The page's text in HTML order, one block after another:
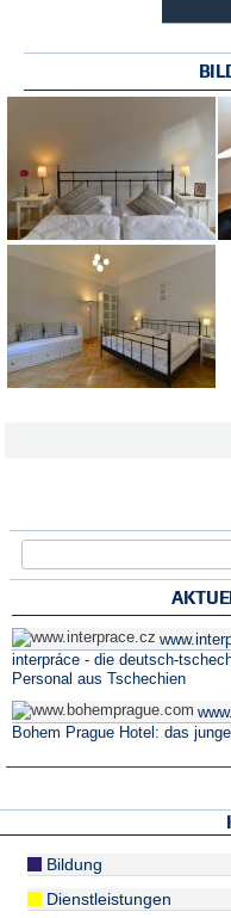
Suchformular
interpráce - die deutsch-
Personal aus Tschechien
Bohem Prague Hotel: das
Bildung
Dienstleistungen